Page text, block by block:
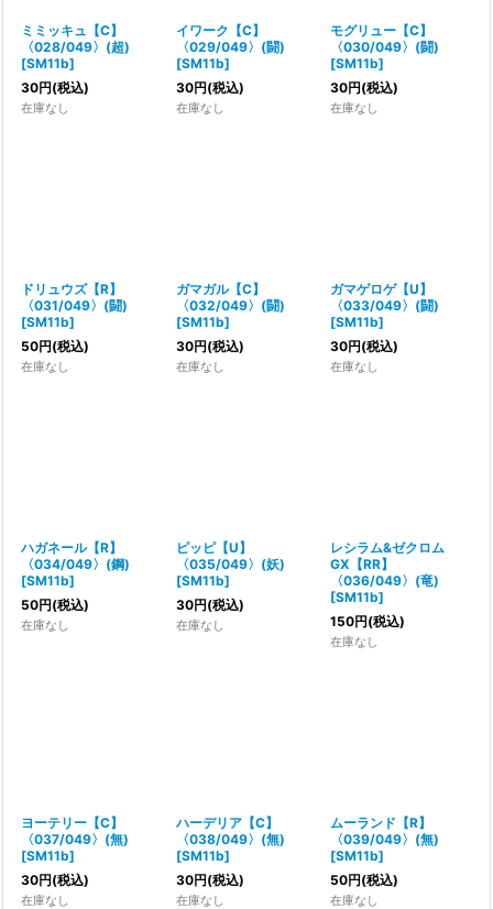
ミミッキュ【C】
〈028/049〉(超)
[SM11b]
30円(税込)
在庫なし
イワーク【C】
〈029/049〉(闘)
[SM11b]
30円(税込)
在庫なし
モグリュー【C】
〈030/049〉(闘)
[SM11b]
30円(税込)
在庫なし
ドリュウズ【R】
〈031/049〉(闘)
[SM11b]
50円(税込)
在庫なし
ガマガル【C】
〈032/049〉(闘)
[SM11b]
30円(税込)
在庫なし
ガマゲロゲ【U】
〈033/049〉(闘)
[SM11b]
30円(税込)
在庫なし
ハガネール【R】
〈034/049〉(鋼)
[SM11b]
50円(税込)
在庫なし
ピッピ【U】
〈035/049〉(妖)
[SM11b]
30円(税込)
在庫なし
レシラム&ゼクロム
GX【RR】
〈036/049〉(竜)
[SM11b]
150円(税込)
在庫なし
ヨーテリー【C】
〈037/049〉(無)
[SM11b]
30円(税込)
在庫なし
ハーデリア【C】
〈038/049〉(無)
[SM11b]
30円(税込)
在庫なし
ムーランド【R】
〈039/049〉(無)
[SM11b]
50円(税込)
在庫なし